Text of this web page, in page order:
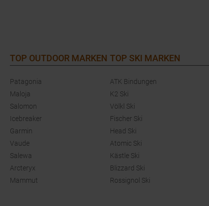
TOP OUTDOOR MARKEN
Patagonia
Maloja
Salomon
Icebreaker
Garmin
Vaude
Salewa
Arcteryx
Mammut
TOP SKI MARKEN
ATK Bindungen
K2 Ski
Völkl Ski
Fischer Ski
Head Ski
Atomic Ski
Kästle Ski
Blizzard Ski
Rossignol Ski